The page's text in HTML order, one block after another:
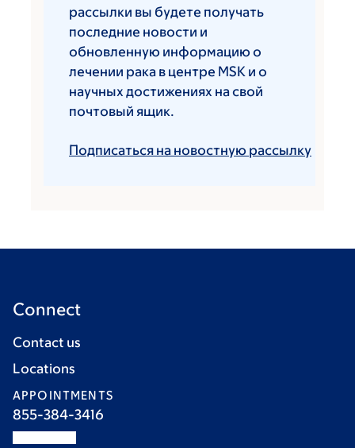
рассылки вы будете получать
последние новости и
обновленную информацию о
лечении рака в центре MSK и о
научных достижениях на свой
почтовый ящик.
Подписаться на новостную рассылку
Connect
Contact us
Locations
APPOINTMENTS
855-384-3416